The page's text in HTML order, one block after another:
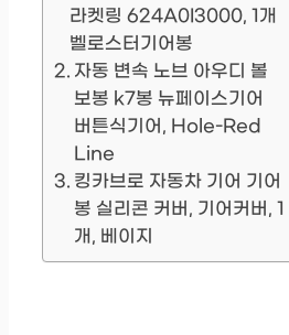
라켓링 624A0I3000, 1개
벨로스터기어봉
자동 변속 노브 아우디 볼
보봉 k7봉 뉴페이스기어
버튼식기어, Hole-Red
Line
킹카브로 자동차 기어 기어
봉 실리콘 커버, 기어커버, 1
개, 베이지